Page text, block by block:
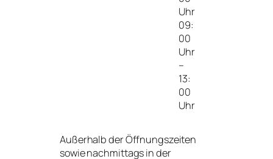
Uhr
09:
00
Uhr
–
13:
00
Uhr
Außerhalb der Öffnungszeiten
sowie nachmittags in der